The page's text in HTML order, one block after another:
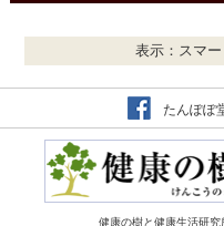
表示：スマー
たんぽぽ
健康の樹と健康生活研